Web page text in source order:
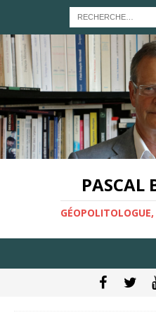
PASCAL
GÉOPOLITOLOGUE,